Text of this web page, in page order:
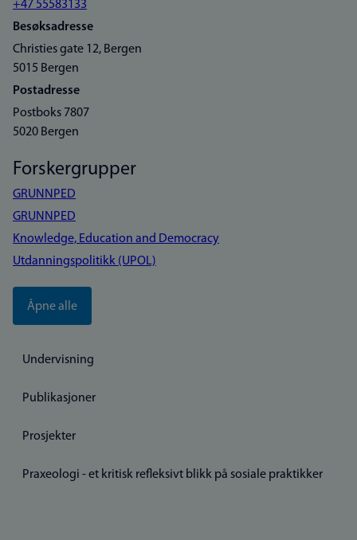
+47 55583133
Besøksadresse
Christies gate 12, Bergen
5015 Bergen
Postadresse
Postboks 7807
5020 Bergen
Forskergrupper
GRUNNPED
GRUNNPED
Knowledge, Education and Democracy
Utdanningspolitikk (UPOL)
Åpne alle
Undervisning
Publikasjoner
Prosjekter
Praxeologi - et kritisk refleksivt blikk på sosiale praktikker